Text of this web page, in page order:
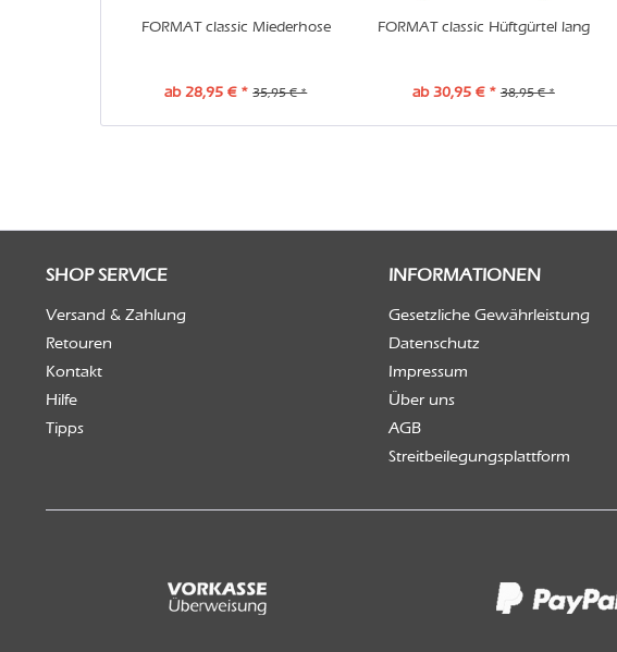
FORMAT classic Miederhose
ab 28,95 € * 35,95 € *
FORMAT classic Hüftgürtel lang
ab 30,95 € * 38,95 € *
SHOP SERVICE
Versand & Zahlung
Retouren
Kontakt
Hilfe
Tipps
INFORMATIONEN
Gesetzliche Gewährleistung
Datenschutz
Impressum
Über uns
AGB
Streitbeilegungsplattform